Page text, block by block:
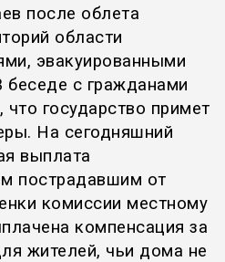
после облета
области
эвакуированными
беседе с гражданами
государство примет
На сегодняшний
выплата
пострадавшим от
комиссии местному
компенсация за
жителей, чьи дома не